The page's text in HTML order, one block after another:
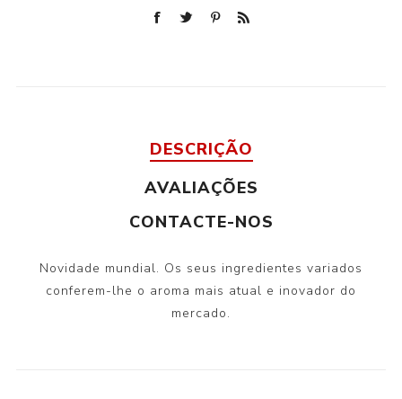
DESCRIÇÃO
AVALIAÇÕES
CONTACTE-NOS
Novidade mundial. Os seus ingredientes variados
conferem-lhe o aroma mais atual e inovador do
mercado.